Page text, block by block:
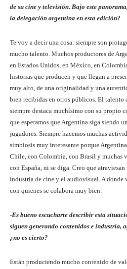
de su cine y televisión. Bajo este
la delegación argentina en esta edición?
Te voy a decir una cosa: siempre son
mucho talento. Muchos productores de
en Estados Unidos, en México, en
historias que producen y que llegan a
muy alto, de una originalidad y una
bien recibidas en otros públicos. El talento
siempre destaca muchísimo con su propio
que esperamos que Argentina siga siendo
jugadores. Siempre hacemos muchas
simbiosis muy interesante porque
Chile, con Colombia, con Brasil y muchas
con España, ni se diga. Creo que
industria de cine y el audiovisual. A donde
con quienes se colabora muy bien.
-Es bueno escucharte describir esta
siguen generando contenidos e industria,
¿no es cierto?
Están produciendo mucho contenido de